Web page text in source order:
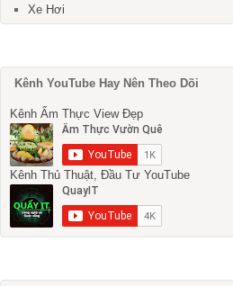
Xe Hơi
Kênh YouTube Hay Nên Theo Dõi
Kênh Ẩm Thực View Đẹp
Kênh Thủ Thuật, Đầu Tư YouTube